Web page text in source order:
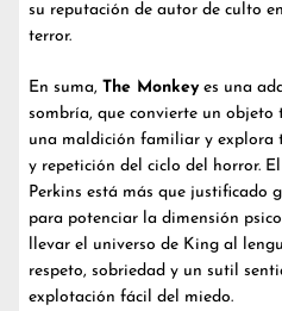
su reputación de autor de culto
terror.
En suma, The Monkeyes una
sombría, que convierte un objeto
una maldición familiar y explora
y repetición del ciclo del horror.
Perkins está más que justificado
para potenciar la dimensión
llevar el universo de King al
respeto, sobriedad y un sutil
explotación fácil del miedo.